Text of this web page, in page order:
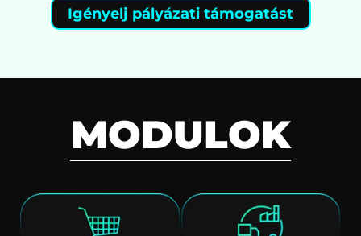
Igényelj pályázati támogatást
MODULOK